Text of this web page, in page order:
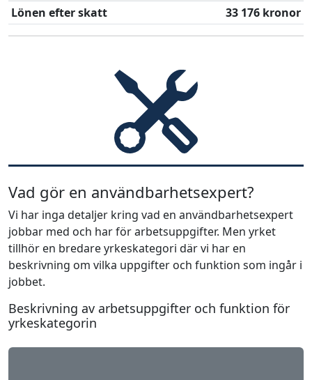
Lönen efter skatt
33 176 kronor
Vad gör en användbarhetsexpert?
Vi har inga detaljer kring vad en användbarhetsexpert
jobbar med och har för arbetsuppgifter. Men yrket
tillhör en bredare yrkeskategori där vi har en
beskrivning om vilka uppgifter och funktion som ingår i
jobbet.
Beskrivning av arbetsuppgifter och funktion för
yrkeskategorin